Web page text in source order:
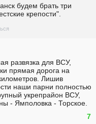
будем брать три
крепости".
развязка для ВСУ,
прямая дорога на
Лишив
наши парни полностью
укрепрайон ВСУ,
- Ямполовка - Торское.
7